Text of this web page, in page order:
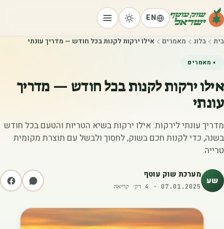
EN
בית בלוג מאמרים אילו ירקות לקנות בכל חודש — מדריך עונתי
מאמרים
אילו ירקות לקנות בכל חודש — מדריך
עונתי
מדריך עונתי לירקות: אילו ירקות בשיא הטריות והטעם בכל חודש
בשנה, כדי לקנות חכם בשוק, לחסוך ולבשל עם תוצרת מקומית
טרייה.
שע מערכת שוק עוטף
07.01.2025
·
4 דק׳ קריאה